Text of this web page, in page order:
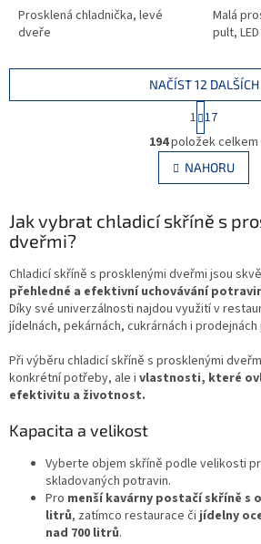
Prosklená chladnička, levé
dveře
Malá
pult,
O
v
l
á
a
p
r
v
k
v
ý
NAČÍST 12 DALŠÍCH
t
r
á
n
k
v
á
1 17
194položek celkem
NAHORU
Jak vybrat chladicí skříně s
dveřmi?
Chladicí skříně s prosklenými dveřmi jsou
přehledné a efektivní uchovávání
Díky své univerzálnosti najdou využití v
jídelnách, pekárnách, cukrárnách i
Při výběru chladicí skříně s prosklenými
konkrétní potřeby, ale i vlastnosti, které
efektivitu a životnost.
Kapacita a velikost
Vyberte objem skříně podle velikosti
skladovaných potravin.
Pro menší kavárny postačí skříně s
litrů, zatímco restaurace čijídelny
nad 700 litrů.